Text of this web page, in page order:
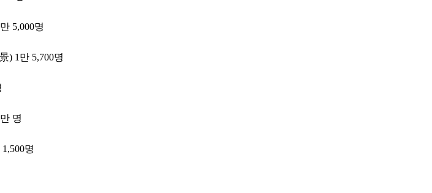
5,000명
) 1만 5,700명
명
명